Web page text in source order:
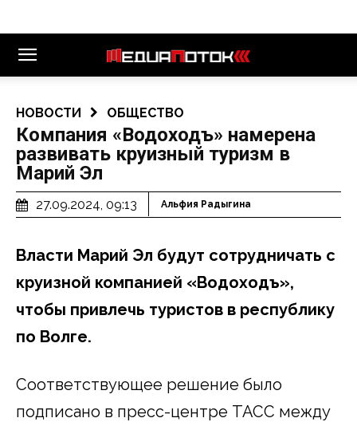
НОВОСТИ ОБЩЕСТВО
Компания «Водоходъ» намерена
развивать круизный туризм в
Марий Эл
27.09.2024, 09:13 Альфия Радыгина
Власти Марий Эл будут сотрудничать с
круизной компанией «Водоходъ»,
чтобы привлечь туристов в республику
по Волге.
Соответствующее решение было
подписано в пресс-центре ТАСС между